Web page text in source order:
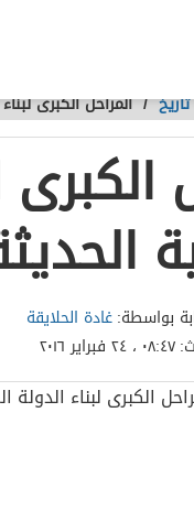
تاريخ /المراحل الكبرى
الكبرى
بواسطة:غادة الحلايقة
٠٨:٤٧ ، ٢٤ فبراير ٢٠١٦